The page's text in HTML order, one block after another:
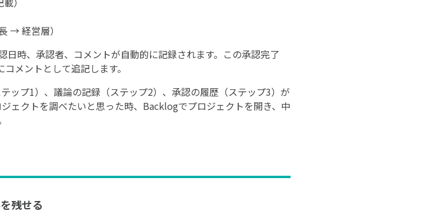
→ 経営層）
時、承認者、コメントが自動的に記録されます。この承認完了
メントとして追記します。
ップ1）、議論の記録（ステップ2）、承認の履歴（ステップ3）が
ェクトを調べたいと思った時、Backlogでプロジェクトを開き、中
残せる